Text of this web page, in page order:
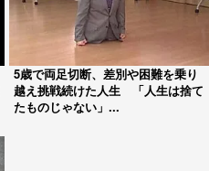
5歳で両足切断、差別や困難を乗り
越え挑戦続けた人生 「人生は捨て
たものじゃない」...